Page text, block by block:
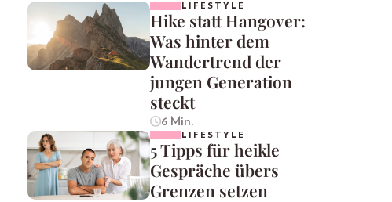
LIFESTYLE
Hike statt Hangover:
Was hinter dem
Wandertrend der
jungen Generation
steckt
6 Min.
LIFESTYLE
5 Tipps für heikle
Gespräche übers
Grenzen setzen